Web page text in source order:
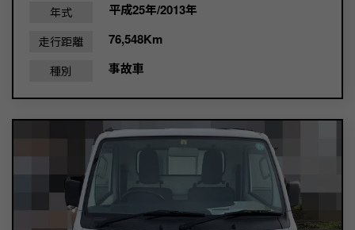
年式 平成25年/2013年
走行距離 76,548Km
種別 事故車